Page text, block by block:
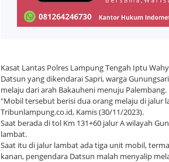
Kasat Lantas Polres Lampung Tengah Iptu
Datsun yang dikendarai Sapri, warga
melaju dari arah Bakauheni menuju Palembang.
"Mobil tersebut berisi dua orang melaju di jalur
Tribunlampung.co.id, Kamis (30/11/2023).
Saat berada di tol Km 131+60 jalur A wilayah
lambat.
Saat itu di jalur lambat ada tiga unit mobil,
kanan, pengendara Datsun malah menyalip